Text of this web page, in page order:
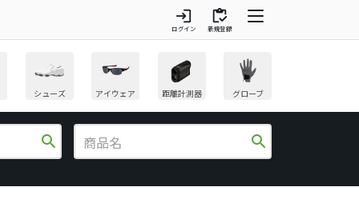
login
ログイン
inventory
新規登録
シューズ アイウェア 距離計測器 グローブ
search search